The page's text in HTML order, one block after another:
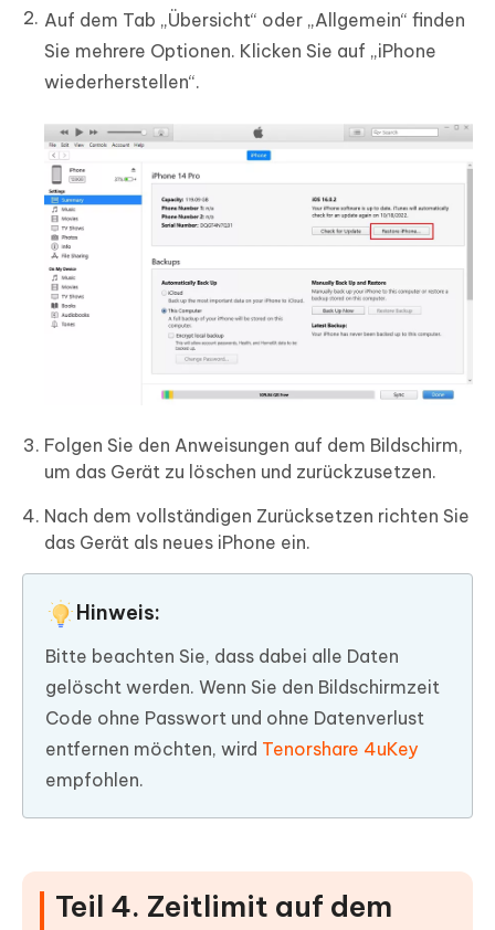
Auf dem Tab „Übersicht“ oder „Allgemein“ finden
Sie mehrere Optionen. Klicken Sie auf „iPhone
wiederherstellen“.
Folgen Sie den Anweisungen auf dem Bildschirm,
um das Gerät zu löschen und zurückzusetzen.
Nach dem vollständigen Zurücksetzen richten Sie
das Gerät als neues iPhone ein.
Hinweis:
Bitte beachten Sie, dass dabei alle Daten
gelöscht werden. Wenn Sie den Bildschirmzeit
Code ohne Passwort und ohne Datenverlust
entfernen möchten, wird Tenorshare 4uKey
empfohlen.
Teil 4. Zeitlimit auf dem